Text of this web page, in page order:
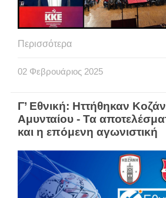
Περισσότερα
02 Φεβρουάριος 2025
Γ’ Εθνική: Ηττήθηκαν
Αμυνταίου - Τα
και η επόμενη αγωνιστική